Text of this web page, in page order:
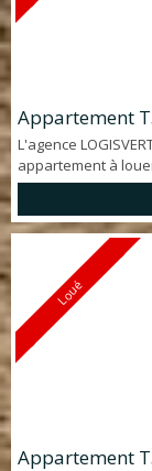
Appartement
L'agence
appartement à
il offre : séjour
et une salle d'eau
mail à l'adresse :
Loué
Appartement